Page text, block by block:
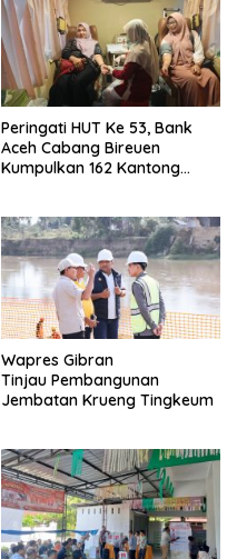
Peringati HUT Ke 53, Bank
Aceh Cabang Bireuen
Kumpulkan 162 Kantong
Wapres Gibran
Tinjau Pembangunan
Jembatan Krueng Tingkeum